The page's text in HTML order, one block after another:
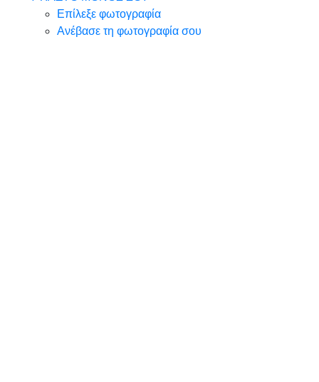
Επίλεξε φωτογραφία
Ανέβασε τη φωτογραφία σου